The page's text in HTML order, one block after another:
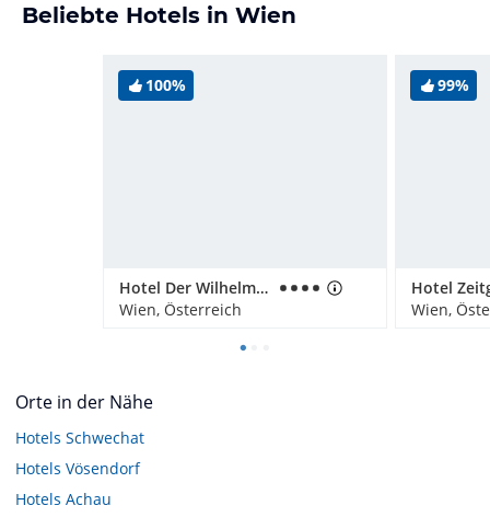
Beliebte Hotels in Wien
100%
Hotel Der Wilhelmshof
Wien, Österreich
99%
Wien,
Orte in der Nähe
Hotels Schwechat
Hotels Vösendorf
Hotels Achau